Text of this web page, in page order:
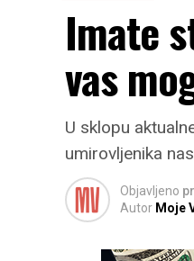
Imate
vas
U sklopu
umirovljenika
Objavljeno
Autor Moje